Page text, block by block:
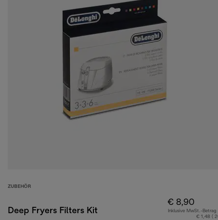
ZUBEHÖR
Deep Fryers Filters Kit
€ 8,90
Inklusive MwSt.-Betrag
€ 1,48 (